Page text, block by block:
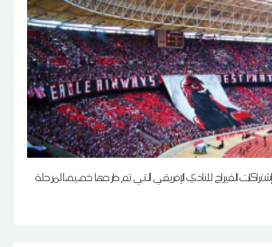
الفيراج للنادي الإفريقي آلتي تم طرحها خصيصا لمرحلة